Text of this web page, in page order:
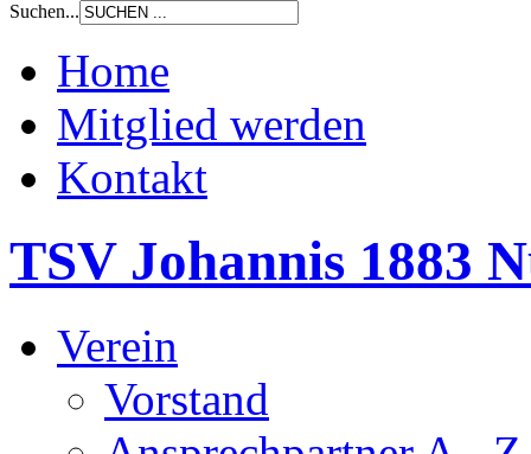
Suchen...
Home
Mitglied werden
Kontakt
TSV Johannis 1883
Verein
Vorstand